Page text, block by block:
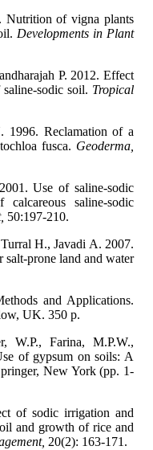
Nutrition of vigna plants
Developments in Plant
P. 2012. Effect
sodic soil. Tropical
Reclamation of a
fusca. Geoderma,
Use of saline-sodic
calcareous saline-sodic
50:197-210.
H., Javadi A. 2007.
salt-prone land and water
and Applications.
UK. 350 p.
W.P., Farina, M.P.W.,
of gypsum on soils: A
New York (pp. 1-
of sodic irrigation and
and growth of rice and
20(2): 163-171.